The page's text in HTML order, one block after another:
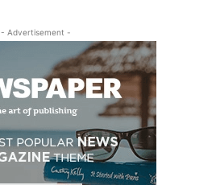
- Advertisement -